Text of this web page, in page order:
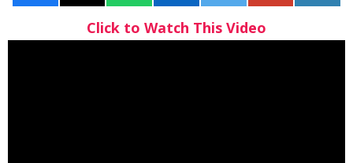
Click to Watch This Video